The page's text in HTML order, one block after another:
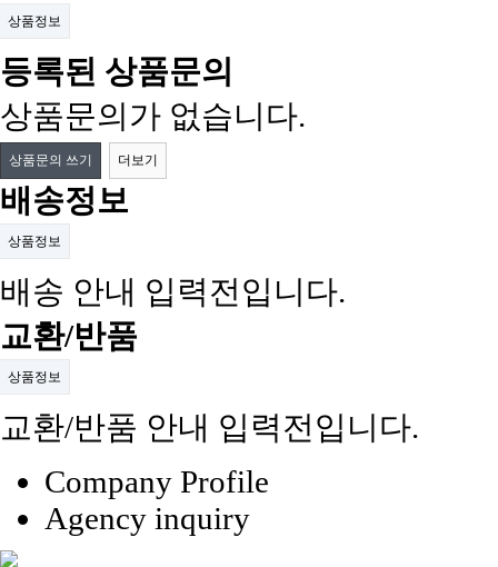
상품정보
등록된 상품문의
상품문의가 없습니다.
상품문의 쓰기 더보기
배송정보
상품정보
배송 안내 입력전입니다.
교환/반품
상품정보
교환/반품 안내 입력전입니다.
Company Profile
Agency inquiry